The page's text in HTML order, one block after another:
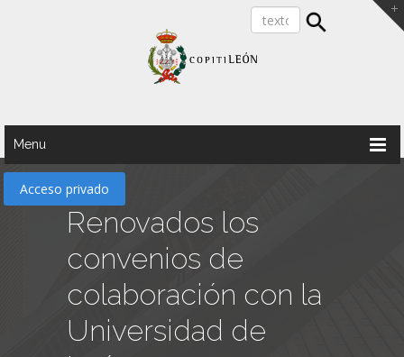
Menu
Acceso privado
Renovados los
convenios de
colaboración con la
Universidad de